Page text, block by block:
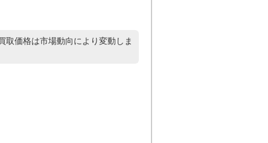
取価格は市場動向により変動しま